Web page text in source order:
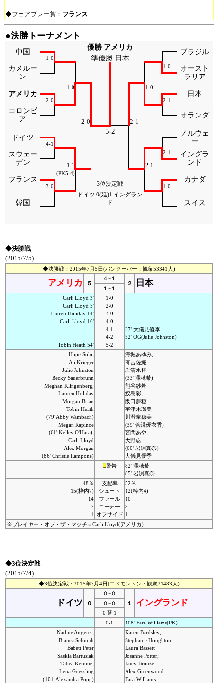
◆フェアプレー賞： フランス
●決勝トーナメント
中国
優勝 アメリカ
ブラジル
1-0
準優勝 日本
カメルー
ン
1-0
オースト
ラリア
アメリカ
1-0 1-0
日本
2-0 2-1
コロンビ
ア
オランダ
2-0 2-1
ドイツ
5-2
ノルウェ
ー
4-1
スウェー
デン
2-1
イングラ
ンド
1-1 2-1
フランス
(PK5-4)
カナダ
3-0 3位決定戦 1-0
韓国
ドイツ 0(延)1 イングラン
ド
スイス
◆決勝戦
(2015/7/5)
◆決勝戦：2015年7月5日(バンクーバー：観衆53341人)
アメリカ ５
４−１
２
日本
１−１
Carli Lloyd 3'
Carli Lloyd 5'
Lauren Holiday 14'
Carli Lloyd 16'
Tobin Heath 54'
1-0
2-0
3-0
4-0
4-1
4-2
5-2
27' 大儀見優季
52' OG(Julie Johnston)
Hope Solo;
Ali Krieger
Julie Johnston
Becky Sauerbrunn
Meghan Klingenberg;
Lauren Holiday
Morgan Brian
Tobin Heath
(79' Abby Wambach)
Megan Rapinoe
(61' Kelley O'Hara);
Carli Lloyd
Alex Morgan
(86' Christie Rampone)
海堀あゆみ;
有吉佐織
岩清水梓
(33' 澤穂希)
熊谷紗希
鮫島彩;
阪口夢穂
宇津木瑠美
川澄奈穂美
(39' 菅澤優衣香)
宮間あや;
大野忍
(60' 岩渕真奈)
大儀見優季
警告
82' 澤穂希
85' 岩渕真奈
48％
15(枠内7)
14
7
1
支配率
シュート
ファール
コーナー
オフサイド
52％
12(枠内4)
10
3
1
※プレイヤー・オブ・ザ・マッチ＝Carli Lloyd(アメリカ)
◆3位決定戦
(2015/7/4)
◆3位決定戦：2015年7月4日(エドモントン：観衆21483人)
ドイツ ０
０−０
１
イングランド
０−０
0 延 1
0-1
108' Fara Williams(PK)
Nadine Angerer;
Bianca Schmidt
Babett Peter
Saskia Bartusiak
Tabea Kemme;
Lena Goessling
(101' Alexandra Popp)
Karen Bardsley;
Stephanie Houghton
Laura Bassett
Josanne Potter;
Lucy Bronze
Alex Greenwood
Fara Williams